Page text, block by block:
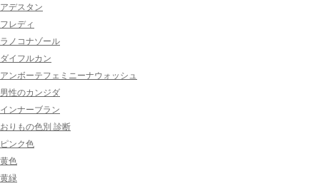
アデスタン
フレディ
ラノコナゾール
ダイフルカン
アンボーテフェミニーナウォッシュ
男性のカンジダ
インナーブラン
おりもの色別 診断
ピンク色
黄色
黄緑